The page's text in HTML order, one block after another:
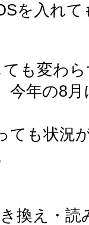
を入れ
も変わ
今年の8
ても状況
換え・